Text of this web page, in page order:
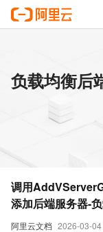
负载均衡后
阿里云文档 2026-03-04
调用
添加后端服务器-